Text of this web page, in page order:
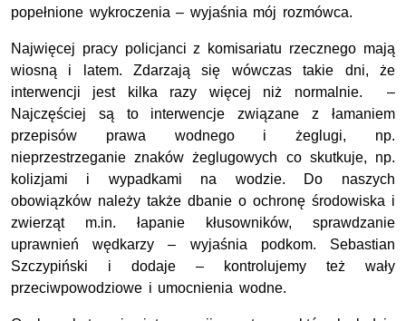
popełnione wykroczenia – wyjaśnia mój rozmówca.
Najwięcej pracy policjanci z komisariatu rzecznego mają
wiosną i latem. Zdarzają się wówczas takie dni, że
interwencji jest kilka razy więcej niż normalnie. –
Najczęściej są to interwencje związane z łamaniem
przepisów prawa wodnego i żeglugi, np.
nieprzestrzeganie znaków żeglugowych co skutkuje, np.
kolizjami i wypadkami na wodzie. Do naszych
obowiązków należy także dbanie o ochronę środowiska i
zwierząt m.in. łapanie kłusowników, sprawdzanie
uprawnień wędkarzy – wyjaśnia podkom. Sebastian
Szczypiński i dodaje – kontrolujemy też wały
przeciwpowodziowe i umocnienia wodne.